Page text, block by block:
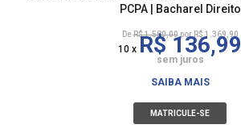
PCPA | Bacharel Direito
DeR$ 1.580,00por R$ 1.369,90
10 x R$ 136,99
sem juros
SAIBA MAIS
MATRICULE-SE